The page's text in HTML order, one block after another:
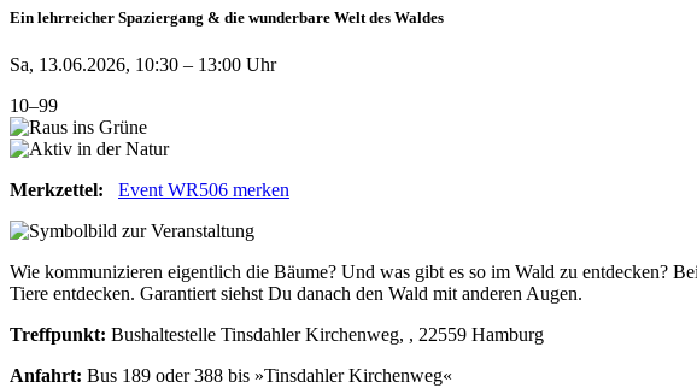
Ein lehrreicher Spaziergang & die wunderbare Welt des Waldes
Sa, 13.06.2026, 10:30 – 13:00 Uhr
10–99
Merkzettel: Event WR506 merken
Wie kommunizieren eigentlich die Bäume? Und was gibt es so im Wald zu entdecken?
Tiere entdecken. Garantiert siehst Du danach den Wald mit anderen Augen.
Treffpunkt: Bushaltestelle Tinsdahler Kirchenweg, , 22559 Hamburg
Anfahrt: Bus 189 oder 388 bis »Tinsdahler Kirchenweg«